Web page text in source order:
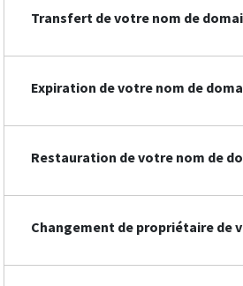
Transfert de votre nom de
Expiration de votre nom de
Restauration de votre nom de
Changement de propriétaire de